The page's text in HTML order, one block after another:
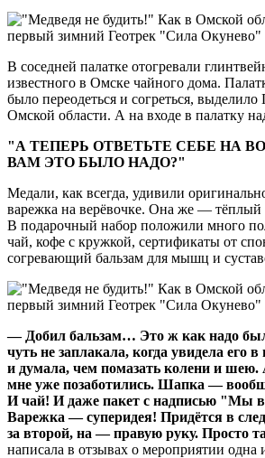
В соседней палатке отогревали
известного в Омске чайного дома.
было переодеться и согреться,
Омской области. А на входе в палатку
"А ТЕПЕРЬ ОТВЕТЬТЕ СЕБЕ НА
ВАМ ЭТО БЫЛО НАДО?"
Медали, как всегда, удивили
варежка на верёвочке. Она же — тёплый
В подарочный набор положили много
чай, кофе с кружкой, сертификаты от
согревающий бальзам для мышц и
— Добил бальзам… Это ж как надо
чуть не заплакала, когда увидела его
и думала, чем помазать колени и шею.
мне уже позаботились. Шапка —
И чай! И даже пакет с надписью "Мы
Варежка — суперидея! Придётся в
за второй, на — правую руку. Просто
написала в отзывах о мероприятии одна